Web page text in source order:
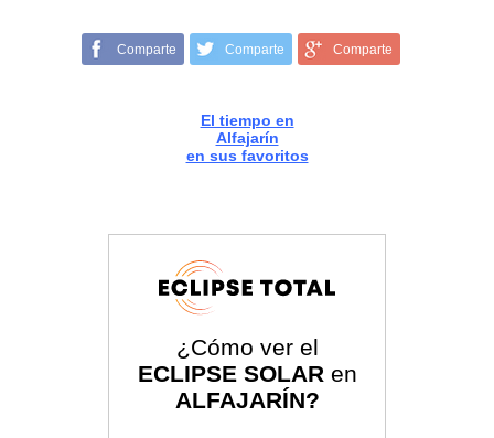
Comparte Comparte Comparte
El tiempo en
Alfajarín
en sus favoritos
¿Cómo ver el
ECLIPSE SOLAR en
ALFAJARÍN?